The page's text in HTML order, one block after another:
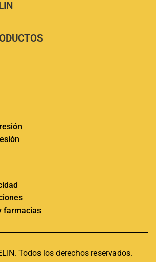
farmacias
Todos los derechos reservados.